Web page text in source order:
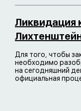
Ликвидация
Для того, чтобы
необходимо
на сегодняшний
официальная